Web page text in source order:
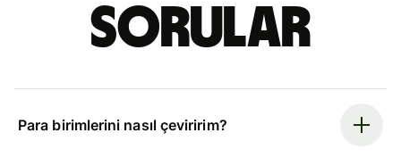
sorular
Para birimlerini nasıl çeviririm?